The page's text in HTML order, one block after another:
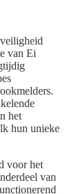
van Ei
het
hun unieke
voor het
van